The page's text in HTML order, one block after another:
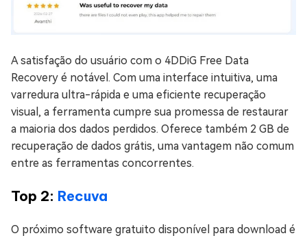
A satisfação do usuário com o 4DDiG Free Data
Recovery é notável. Com uma interface intuitiva, uma
varredura ultra-rápida e uma eficiente recuperação
visual, a ferramenta cumpre sua promessa de restaurar
a maioria dos dados perdidos. Oferece também 2 GB de
recuperação de dados grátis, uma vantagem não comum
entre as ferramentas concorrentes.
Top 2: Recuva
O próximo software gratuito disponível para download é